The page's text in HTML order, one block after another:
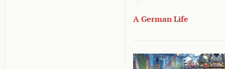
A German Life